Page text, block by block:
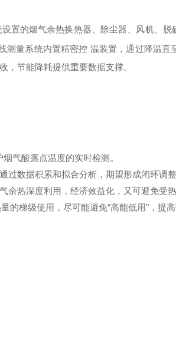
置的烟气余热换热器、除尘器、风机、
测量系统内置精密控 温装置，通过降温
，节能降耗提供重要数据支撑。
气酸露点温度的实时检测。
数据积累和拟合分析，期望形成闭环调
热深度利用，经济效益化，又可避免受
梯级使用，尽可能避免“高能低用"，提高